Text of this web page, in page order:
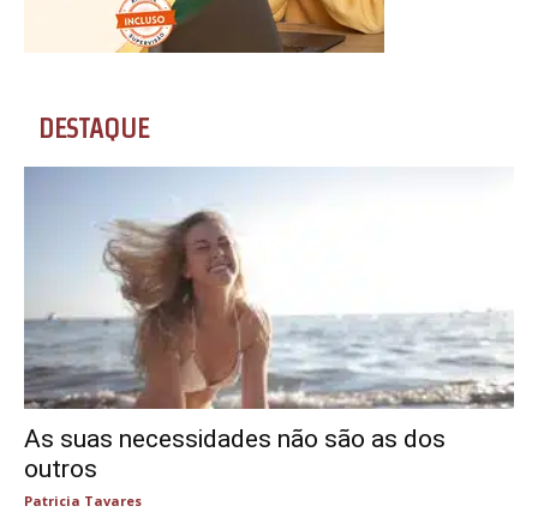
DESTAQUE
As suas necessidades não são as dos
outros
Patricia Tavares